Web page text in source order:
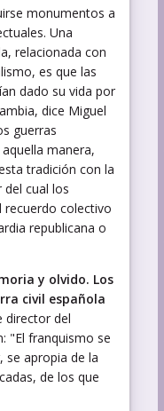
monumentos a
Una
relacionada con
es que las
dado su vida por
dice Miguel
guerras
manera,
tradición con la
del cual los
colectivo
republicana o
y olvido. Los
civil española
director del
"El franquismo se
se apropia de la
de los que